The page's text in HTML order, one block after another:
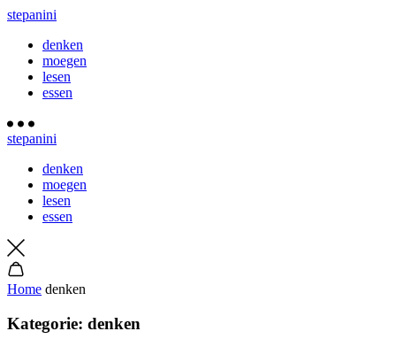
stepanini
denken
moegen
lesen
essen
stepanini
denken
moegen
lesen
essen
Home denken
Kategorie: denken